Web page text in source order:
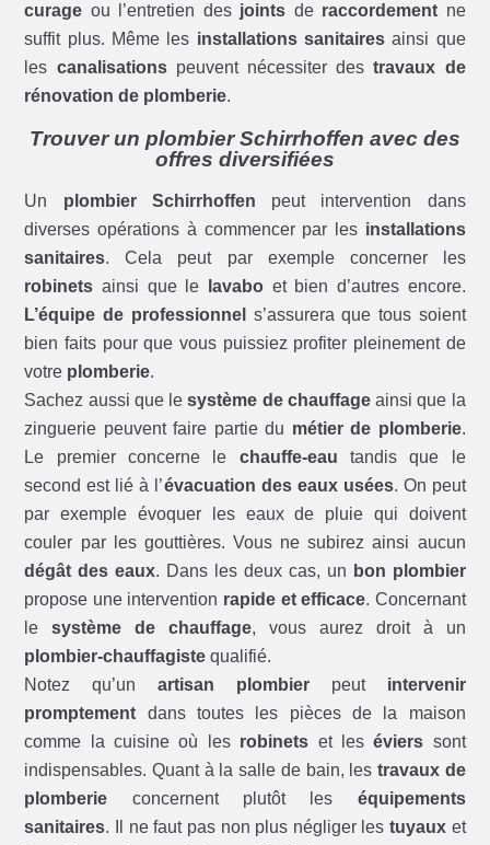
curage ou l’entretien des joints de raccordement ne
suffit plus. Même les installations sanitairesainsi que
les canalisationspeuvent nécessiter destravaux de
rénovation de plomberie.
Trouver un plombier Schirrhoffen avec des
offres diversifiées
Un plombier Schirrhoffen peut intervention dans
diverses opérations à commencer par les installations
sanitaires. Cela peut par exemple concerner les
robinets ainsi que le lavabo et bien d’autres encore.
L’équipe de professionnel
s’assurera que tous soient
bien faits pour que vous puissiez profiter pleinement de
votre plomberie.
Sachez aussi que lesystème de chauffageainsi que la
zinguerie peuvent faire partie du métier de plomberie.
Le premier concerne le chauffe-eau tandis que le
second est lié à l’évacuation des eaux usées. On peut
par exemple évoquer les eaux de pluie qui doivent
couler par les gouttières. Vous ne subirez ainsi aucun
dégât des eaux. Dans les deux cas, un bon plombier
propose une intervention rapide et efficace. Concernant
lesystème de chauffage, vous aurez droit à un
plombier-chauffagiste qualifié.
Notez qu’unartisan plombierpeut intervenir
promptement dans toutes les pièces de la maison
comme la cuisine où les robinets et leséviers sont
indispensables. Quant à la salle de bain, les travaux de
plomberie concernent plutôt les équipements
sanitaires. Il ne faut pas non plus négliger les tuyauxet